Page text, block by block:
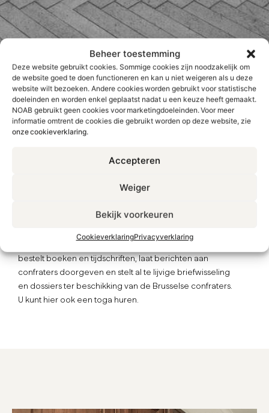
Beheer toestemming
Deze website gebruikt cookies. Sommige cookies zijn noodzakelijk om
de website goed te doen functioneren en kan u niet weigeren als u deze
website wilt bezoeken. Andere cookies worden gebruikt voor statistische
doeleinden en worden enkel geplaatst nadat u een keuze heeft gemaakt.
NOAB gebruikt geen cookies voor marketingdoeleinden. Voor meer
informatie omtrent de cookies die gebruikt worden op deze website, zie
onze cookieverklaring.
Accepteren
Weiger
Bekijk voorkeuren
CookieverklaringPrivacyverklaring
Vestiaire
dienst voor doorgeven van dossiers zijn alleen toegankelijk
allerlei gebieden bij: u koopt er bureaubenodigdheden,
bestelt boeken en tijdschriften, laat berichten aan
confraters doorgeven en stelt al te lijvige briefwisseling
en dossiers ter beschikking van de Brusselse confraters.
U kunt hier ook een toga huren.